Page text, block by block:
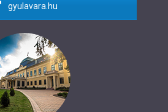
gyulavara.hu